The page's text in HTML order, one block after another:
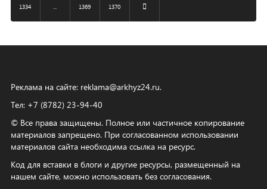
1334 1369 1370
Реклама на сайте: reklama@arkhyz24.ru.
Тел: +7 (8782) 23‑94‑40
© Все права защищены. Полное или частичное копирование
материалов запрещено. При согласованном использовании
материалов сайта необходима ссылка на ресурс.
Код для вставки в блоги и другие ресурсы, размещенный на
нашем сайте, можно использовать без согласования.